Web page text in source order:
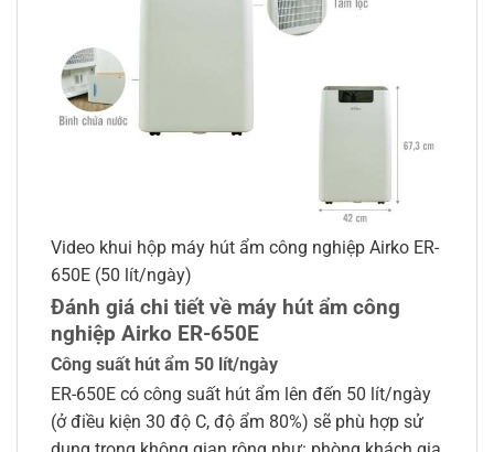
Video khui hộp máy hút ẩm công nghiệp Airko ER-
650E (50 lít/ngày)
Đánh giá chi tiết về máy hút ẩm công
nghiệp Airko ER-650E
Công suất hút ẩm 50 lít/ngày
ER-650E có công suất hút ẩm lên đến 50 lít/ngày
(ở điều kiện 30 độ C, độ ẩm 80%) sẽ phù hợp sử